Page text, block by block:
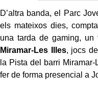
D’altra banda, el Parc
els mateixos dies,
una tarda de gaming, un
Miramar-Les Illes, jocs
la Pista del barri
fer de forma presencial a